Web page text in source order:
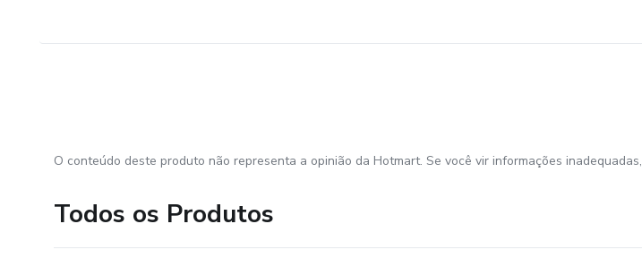
O conteúdo deste produto não representa a opinião da Hotmart. Se você vir informações inadequadas,
Todos os Produtos